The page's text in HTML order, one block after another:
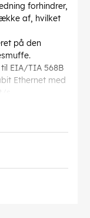
forhindrer,
af, hvilket
på den
EIA/TIA 568B
Ethernet med